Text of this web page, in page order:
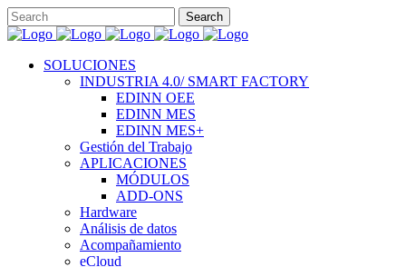
SOLUCIONES
INDUSTRIA 4.0/ SMART FACTORY
EDINN OEE
EDINN MES
EDINN MES+
Gestión del Trabajo
APLICACIONES
MÓDULOS
ADD-ONS
Hardware
Análisis de datos
Acompañamiento
eCloud